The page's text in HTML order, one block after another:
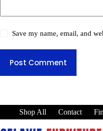
Save my name, email, and
Post Comment
Shop All Contact